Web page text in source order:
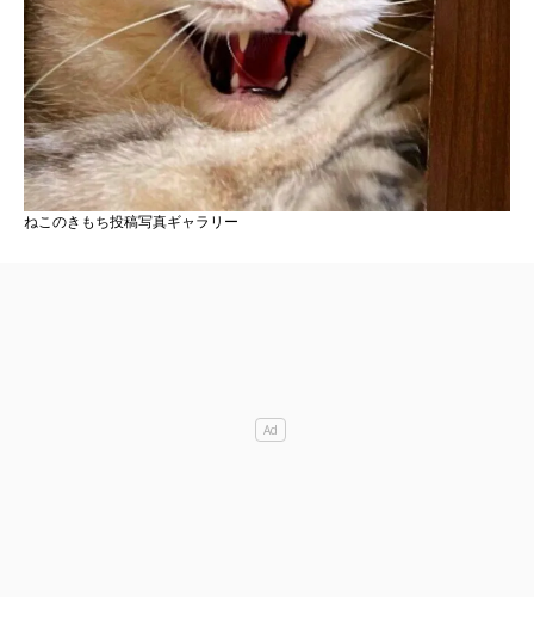
ねこのきもち投稿写真ギャラリー